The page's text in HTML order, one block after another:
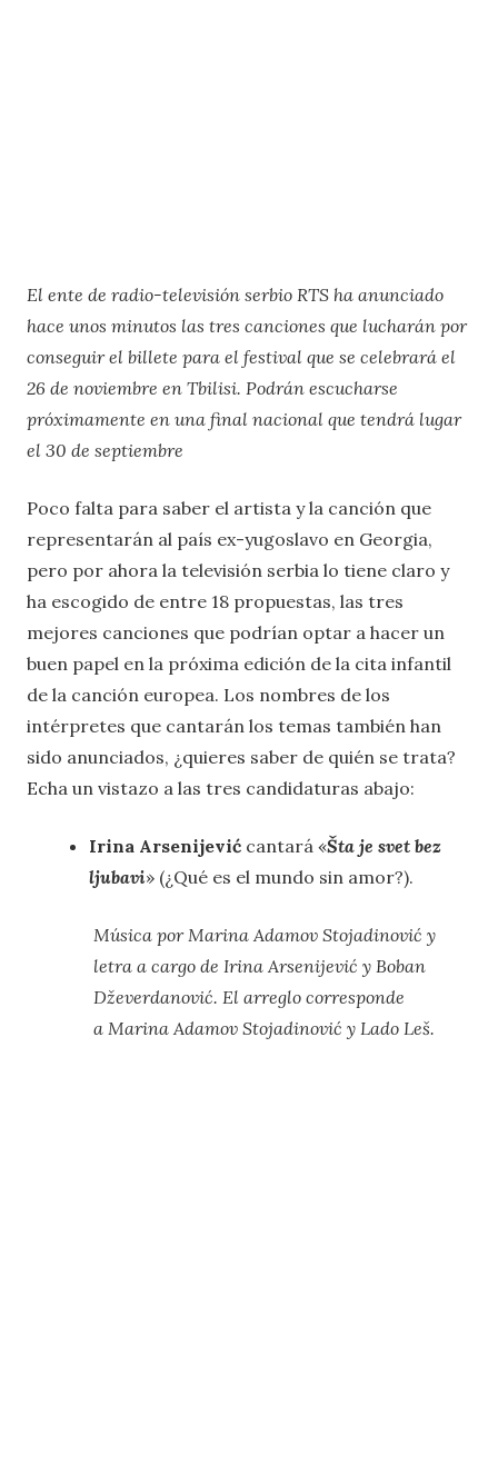
El ente de radio-televisión serbio RTS ha anunciado
hace unos minutos las tres canciones que lucharán por
conseguir el billete para el festival que se celebrará el
26 de noviembre en Tbilisi. Podrán escucharse
próximamente en una final nacional que tendrá lugar
el 30 de septiembre
Poco falta para saber el artista y la canción que
representarán al país ex-yugoslavo en Georgia,
pero por ahora la televisión serbia lo tiene claro y
ha escogido de entre 18 propuestas, las tres
mejores canciones que podrían optar a hacer un
buen papel en la próxima edición de la cita infantil
de la canción europea. Los nombres de los
intérpretes que cantarán los temas también han
sido anunciados, ¿quieres saber de quién se trata?
Echa un vistazo a las tres candidaturas abajo:
Irina Arsenijević cantará «Šta je svet bez
ljubavi» (¿Qué es el mundo sin amor?).
Música por Marina Adamov Stojadinović y
letra a cargo de Irina Arsenijević y Boban
Dževerdanović. El arreglo corresponde
a Marina Adamov Stojadinović y Lado Leš.